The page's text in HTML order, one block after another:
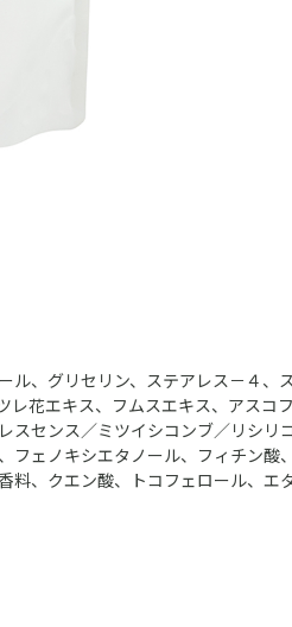
ル、グリセリン、ステアレス－４、
レ花エキス、フムスエキス、アスコ
スセンス／ミツイシコンブ／リシリ
フェノキシエタノール、フィチン酸
料、クエン酸、トコフェロール、エ